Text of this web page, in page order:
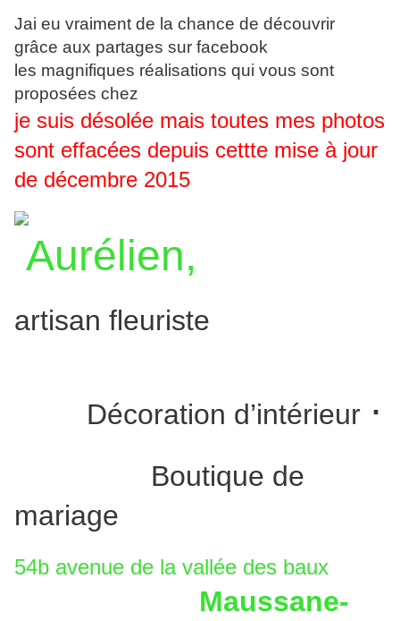
Jai eu vraiment de la chance de découvrir
grâce aux partages sur facebook
les magnifiques réalisations qui vous sont
proposées chez
je suis désolée mais toutes mes photos
sont effacées depuis cettte mise à jour
de décembre 2015
Aurélien,
artisan fleuriste
Décoration d’intérieur ·
Boutique de
mariage
54b avenue de la vallée des baux
Maussane-